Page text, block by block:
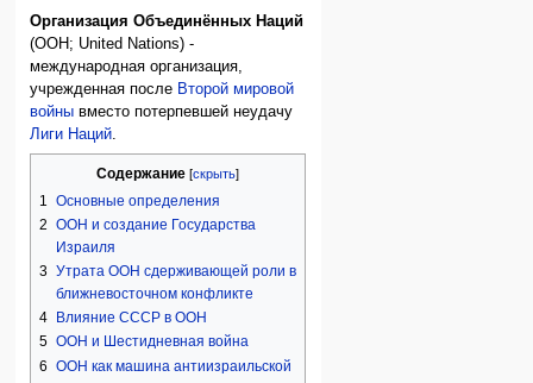
Организация Объединённых Наций
(ООН; United Nations) -
международная организация,
учрежденная после Второй мировой
войны вместо потерпевшей неудачу
Лиги Наций
Содержание
1
Основные определения
2 ООН и создание Государства
Израиля
3 Утрата ООН сдерживающей роли в
ближневосточном конфликте
4
Влияние СССР в ООН
5 ООН и Шестидневная война
6 ООН как машина антиизраильской